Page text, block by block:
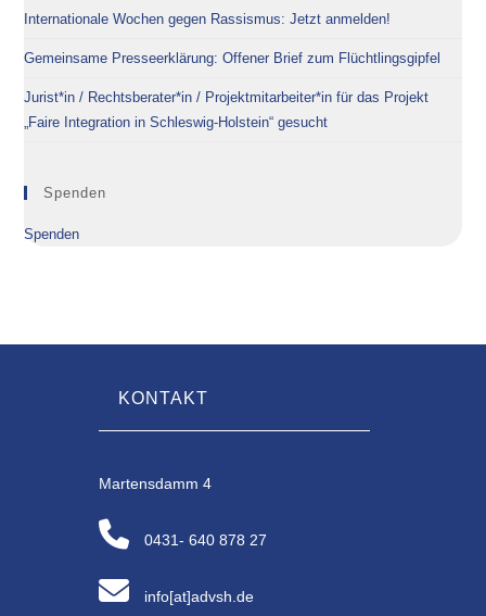
Internationale Wochen gegen Rassismus: Jetzt anmelden!
Gemeinsame Presseerklärung: Offener Brief zum Flüchtlingsgipfel
Jurist*in / Rechtsberater*in / Projektmitarbeiter*in für das Projekt
„Faire Integration in Schleswig-Holstein“ gesucht
Spenden
Spenden
KONTAKT
Martensdamm 4
0431- 640 878 27
info[at]advsh.de